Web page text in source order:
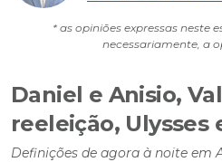
* as opiniões expressas neste
necessariamente, a
Daniel e Anisio,
reeleição, Ulysses
Definições de agora à noite em